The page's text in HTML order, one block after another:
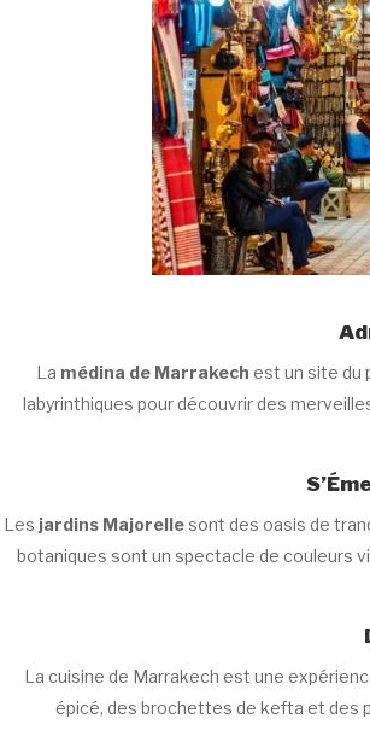
La médina de Marrakech est un site du
labyrinthiques pour découvrir des
Les jardins Majorellesont des oasis de
botaniques sont un spectacle de couleurs
La cuisine de Marrakech est une
épicé, des brochettes de kefta et des